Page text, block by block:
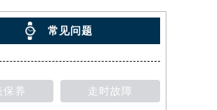
常见问题
保养 走时故障